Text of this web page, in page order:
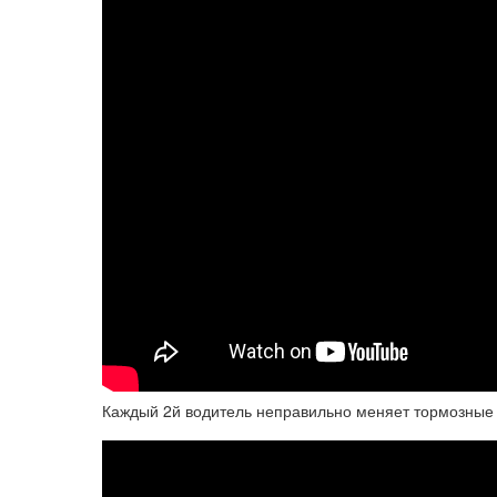
Каждый 2й водитель неправильно меняет тормозные